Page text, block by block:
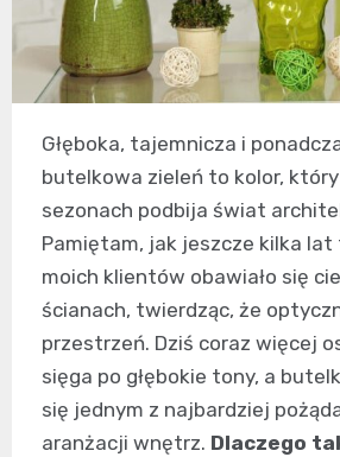
Głęboka, tajemnicza i
butelkowa zieleń to kolor,
sezonach podbija świat
Pamiętam, jak jeszcze kilka
moich klientów obawiało się
ścianach, twierdząc, że
przestrzeń. Dziś coraz więcej
sięga po głębokie tony, a
się jednym z najbardziej
aranżacji wnętrz. Dlaczego